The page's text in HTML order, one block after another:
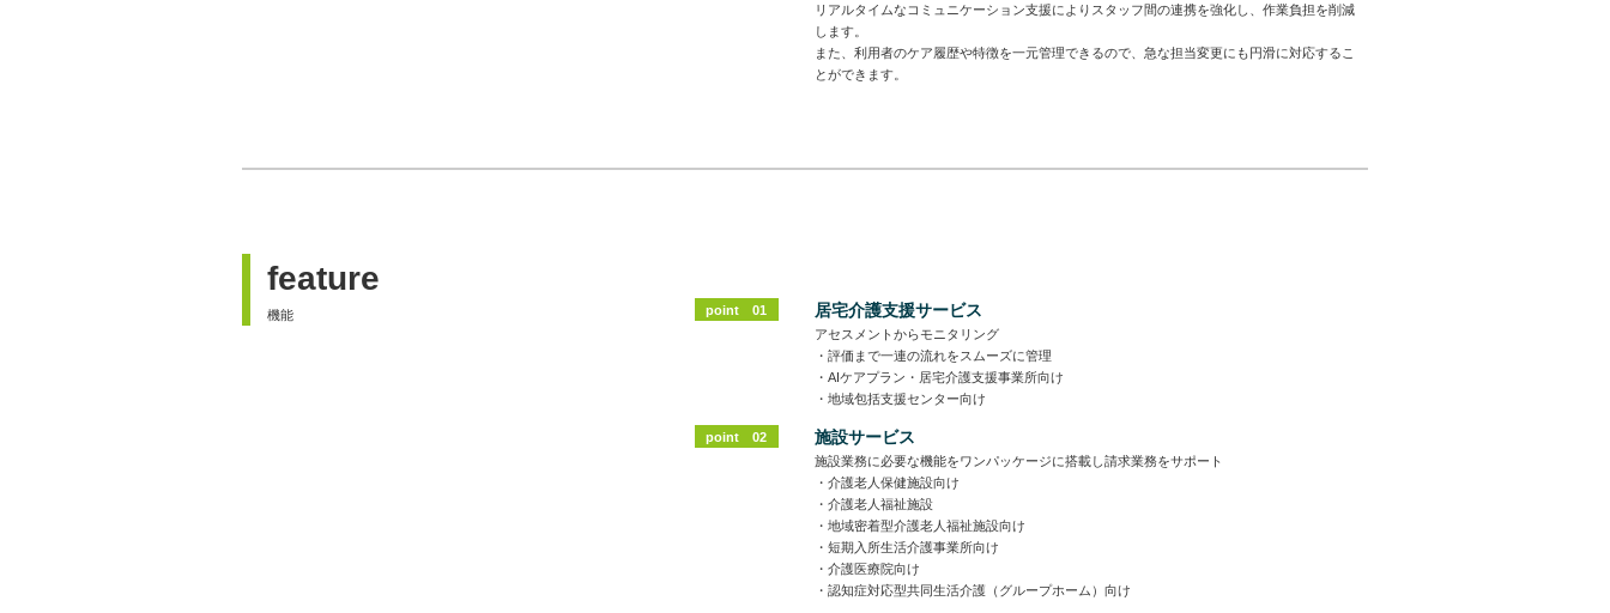
リアルタイムなコミュニケーション支援によりスタッフ間の連携を強化し、作業負担を削減
します。
また、利用者のケア履歴や特徴を一元管理できるので、急な担当変更にも円滑に対応するこ
とができます。
feature
機能 point 01 居宅介護支援サービス
アセスメントからモニタリング
・評価まで一連の流れをスムーズに管理
・AIケアプラン・居宅介護支援事業所向け
・地域包括支援センター向け
point 02 施設サービス
施設業務に必要な機能をワンパッケージに搭載し請求業務をサポート
・介護老人保健施設向け
・介護老人福祉施設
・地域密着型介護老人福祉施設向け
・短期入所生活介護事業所向け
・介護医療院向け
・認知症対応型共同生活介護（グループホーム）向け